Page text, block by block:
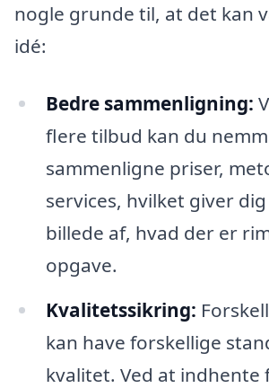
nogle grunde til, at det kan
idé:
Bedre sammenligning:
flere tilbud kan du
sammenligne priser,
services, hvilket giver
billede af, hvad der er
opgave.
Kvalitetssikring:
kan have forskellige
kvalitet. Ved at indhente